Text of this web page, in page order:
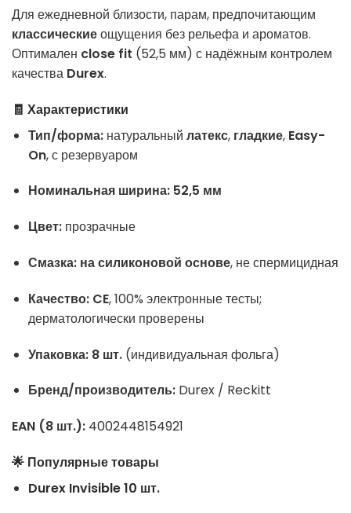
Для ежедневной близости, парам, предпочитающим
классическиеощущения без рельефа и ароматов.
Оптимален close fit (52,5 мм) с надёжным контролем
качества Durex.
🧾 Характеристики
Тип/форма:натуральный латекс, гладкие, Easy-
On, с резервуаром
Номинальная ширина: 52,5 мм
Цвет:прозрачные
Смазка: на силиконовой основе, не спермицидная
Качество: CE, 100% электронные тесты;
дерматологически проверены
Упаковка: 8 шт.(индивидуальная фольга)
Бренд/производитель:Durex / Reckitt
EAN (8 шт.): 4002448154921
🌟 Популярные товары
Durex Invisible 10 шт.